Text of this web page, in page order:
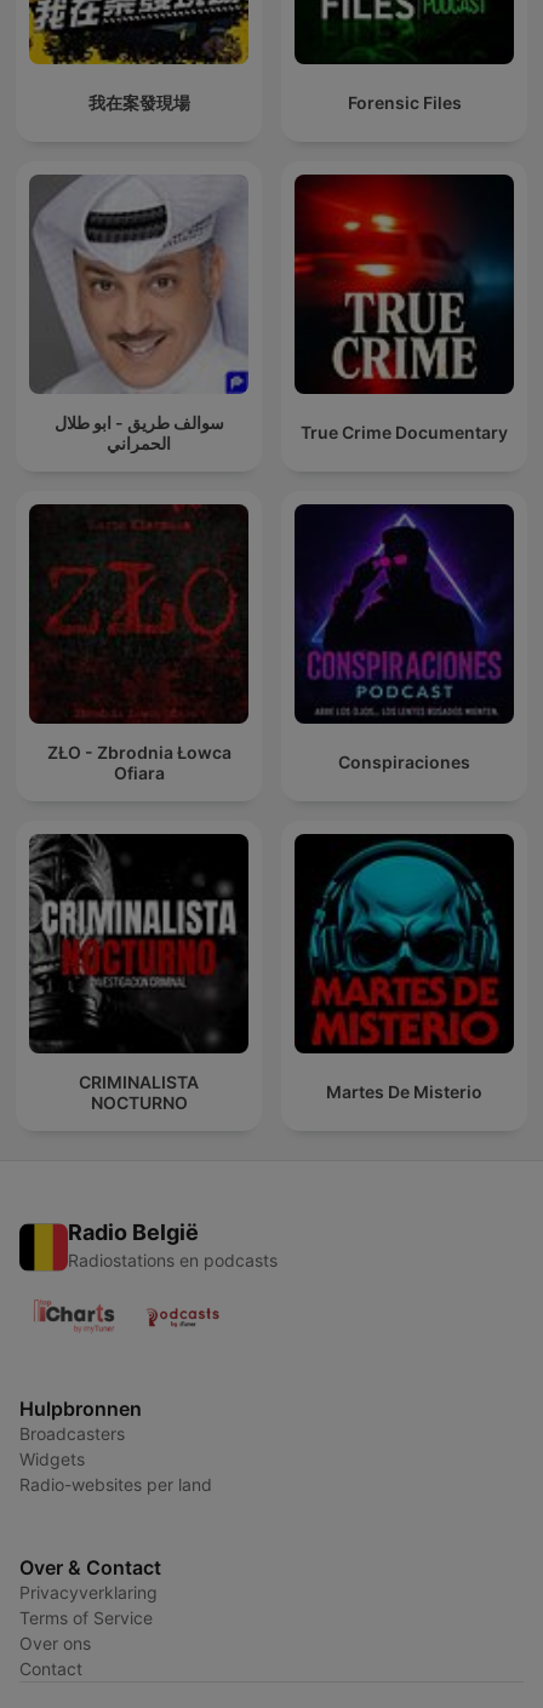
我在案發現場 Forensic Files
سوالف طريق - ابو طلال
الحمراني
True Crime Documentary
ZŁO - Zbrodnia Łowca
Ofiara
Conspiraciones
CRIMINALISTA
NOCTURNO
Martes De Misterio
Radio België
Radiostations en podcasts
Hulpbronnen
Broadcasters
Widgets
Radio-websites per land
Over & Contact
Privacyverklaring
Terms of Service
Over ons
Contact